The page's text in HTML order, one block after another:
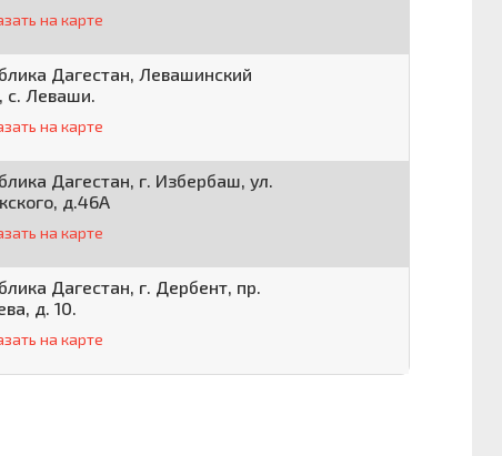
на карте
Дагестан, Левашинский
с. Леваши.
на карте
Дагестан, г. Избербаш, ул.
д.46А
на карте
Дагестан, г. Дербент, пр.
д. 10.
на карте